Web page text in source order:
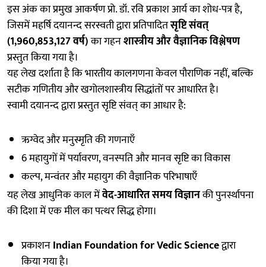
इस अंक का प्रमुख आकर्षण प्रो. डॉ. रवि प्रकाश आर्य का शोध-पत्र है,
जिसमें महर्षि दयानन्द सरस्वती द्वारा प्रतिपादितसृष्टि संवत्
(1,960,853,127 वर्ष)का गहनशास्त्रीय और वैज्ञानिक विश्लेषण
प्रस्तुत किया गया है।
यह लेख दर्शाता है कि भारतीय कालगणना केवल पौराणिक नहीं, बल्कि
सटीक गणितीय और खगोलशास्त्रीय सिद्धांतों पर आधारित है।
स्वामी दयानन्द द्वारा प्रस्तुत सृष्टि संवत् का आधार है:
ऋग्वेद और मनुस्मृति की गणनाएँ
6 महायुगों में पर्यावरण, वनस्पति और मानव सृष्टि का विकास
कल्प, मन्वंतर और महायुग की वैज्ञानिक परिभाषाएँ
यह लेख आधुनिक काल मेंवेद-आधारित समय विज्ञानकी पुनर्स्थापना
की दिशा में एक मील का पत्थर सिद्ध होगा।
प्रकाशनIndian Foundation for Vedic Scienceद्वारा
किया गया है।